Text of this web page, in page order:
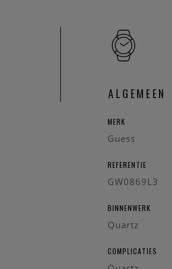
ALGEMEEN
MERK
Guess
REFERENTIE
GW0869L3
BINNENWERK
Quartz
COMPLICATIES